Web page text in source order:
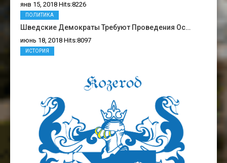
янв 15, 2018 Hits:8226
Шведские Демократы Требуют Проведения Ос…
июнь 18, 2018 Hits:8097
ПОЛИТИКА
ИСТОРИЯ